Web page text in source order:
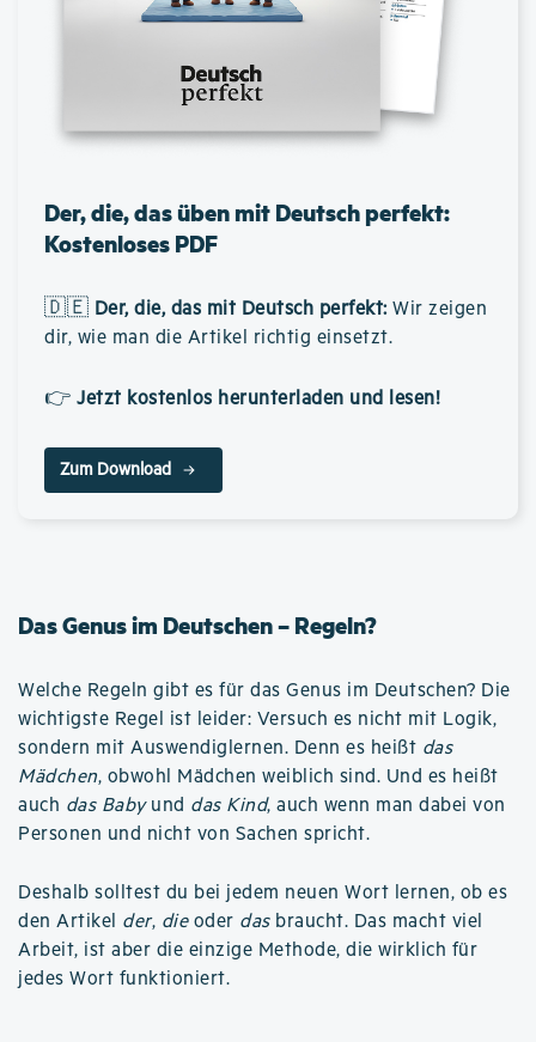
Der, die, das üben mit Deutsch perfekt:
Kostenloses PDF
🇩🇪 Der, die, das mit Deutsch perfekt: Wir zeigen
dir, wie man die Artikel richtig einsetzt.
👉 Jetzt kostenlos herunterladen und lesen!
Zum Download
Das Genus im Deutschen – Regeln?
Welche Regeln gibt es für das Genus im Deutschen? Die
wichtigste Regel ist leider: Versuch es nicht mit Logik,
sondern mit Auswendiglernen. Denn es heißt das
Mädchen, obwohl Mädchen weiblich sind. Und es heißt
auch das Babyund das Kind, auch wenn man dabei von
Personen und nicht von Sachen spricht.
Deshalb solltest du bei jedem neuen Wort lernen, ob es
den Artikel der, dieoder dasbraucht. Das macht viel
Arbeit, ist aber die einzige Methode, die wirklich für
jedes Wort funktioniert.